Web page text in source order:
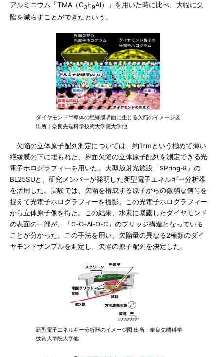
アルミニウム「TMA（C3H9Al）」を用いた時に比べ、大幅に欠
陥を減らすことができたという。
ダイヤモンド半導体の絶縁膜界面に生じる欠陥のイメージ図
出所：奈良先端科学技術大学院大学他
欠陥の立体原子配列測定については、約1nmという極めて薄い
絶縁膜の下に埋もれた、界面欠陥の立体原子配列を測定できる光
電子ホログラフィーを用いた。大型放射光施設「SPring-8」の
BL25SUと、研究メンバーが発明した新型電子エネルギー分析器
を活用した。実験では、欠陥を構成する原子からの微弱な信号を
捉えて光電子ホログラフィーを撮影。この光電子ホログラフィー
から立体原子像を得た。この結果、水素に暴露したダイヤモンド
の表面の一部が、「C-O-Al-O-C」のブリッジ構造となっている
ことが分かった。この手法を用い、欠陥量の異なる2種類のダイ
ヤモンドサンプルを測定し、欠陥の原子配列を決定した。
新型電子エネルギー分析器のイメージ図 出所：奈良先端科学
技術大学院大学他